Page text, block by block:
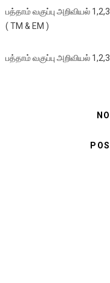
பத்தாம் வகுப்பு அறிவியல்
( TM & EM )
பத்தாம் வகுப்பு அறிவியல்